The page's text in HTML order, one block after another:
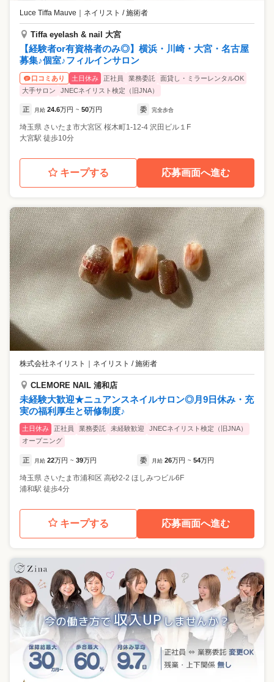
Luce Tiffa Mauve ネイリスト / 施術者
Tiffa eyelash & nail 大宮
【経験者or有資格者のみ◎】横浜・川崎・大宮・名古屋
募集♪個室♪フィルインサロン
口コミあり 土日休み 正社員 業務委託
面貸し・ミラーレンタルOK
大手サロン
JNECネイリスト検定（旧JNA）
正 月給 24.6万円 ~ 50万円 委 完全歩合
埼玉県 さいたま市大宮区 桜木町1-12-4 沢田ビル１F
大宮駅 徒歩10分
キープする 応募画面へ進む
株式会社ネイリスト ｜ ネイリスト / 施術者
CLEMORE NAIL 浦和店
未経験大歓迎★ニュアンスネイルサロン◎月9日休み・充
実の福利厚生と研修制度♪
土日休み 正社員 業務委託 未経験歓迎
JNECネイリスト検定（旧JNA）
オープニング
正 月給 22万円 ~ 39万円 委 月給 26万円 ~ 54万円
埼玉県 さいたま市浦和区 高砂2-2 ほしみつビル6F
浦和駅 徒歩4分
キープする 応募画面へ進む